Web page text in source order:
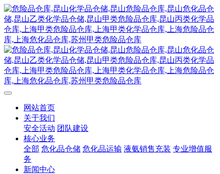
网站首页
关于我们
安全活动 团队建设
核心业务
全部 危化品仓储 危化品运输 液氨销售充装 专业增值服
务
新闻中心